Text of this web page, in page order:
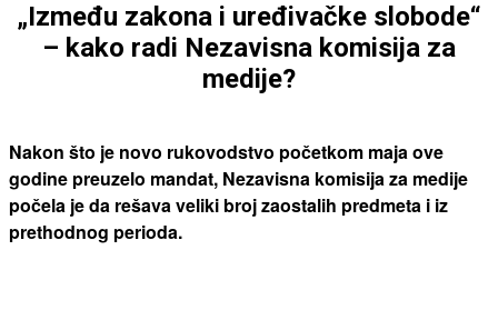
„Između zakona i uređivačke slobode“
– kako radi Nezavisna komisija za
medije?
Nakon što je novo rukovodstvo početkom maja ove
godine preuzelo mandat, Nezavisna komisija za medije
počela je da rešava veliki broj zaostalih predmeta i iz
prethodnog perioda.